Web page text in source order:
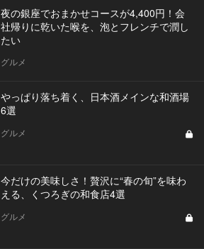
夜の銀座でおまかせコースが4,400円！会
社帰りに乾いた喉を、泡とフレンチで潤し
たい
グルメ
やっぱり落ち着く、日本酒メインな和酒場
6選
グルメ
今だけの美味しさ！贅沢に“春の旬”を味わ
える、くつろぎの和食店4選
グルメ